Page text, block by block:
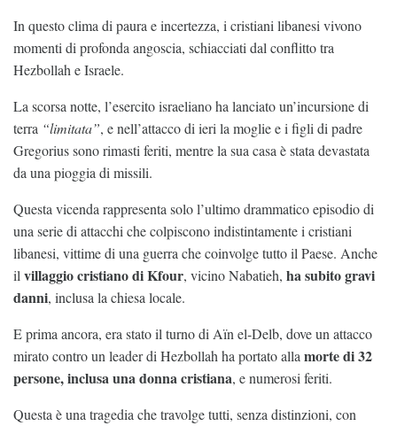
In questo clima di paura e incertezza, i cristiani libanesi vivono
momenti di profonda angoscia, schiacciati dal conflitto tra
Hezbollah e Israele.
La scorsa notte, l’esercito israeliano ha lanciato un’incursione di
terra “limitata”, e nell’attacco di ieri la moglie e i figli di padre
Gregorius sono rimasti feriti, mentre la sua casa è stata devastata
da una pioggia di missili.
Questa vicenda rappresenta solo l’ultimo drammatico episodio di
una serie di attacchi che colpiscono indistintamente i cristiani
libanesi, vittime di una guerra che coinvolge tutto il Paese. Anche
il villaggio cristiano di Kfour, vicino Nabatieh, ha subito gravi
danni, inclusa la chiesa locale.
E prima ancora, era stato il turno di Aïn el-Delb, dove un attacco
mirato contro un leader di Hezbollah ha portato alla morte di 32
persone, inclusa una donna cristiana, e numerosi feriti.
Questa è una tragedia che travolge tutti, senza distinzioni, con